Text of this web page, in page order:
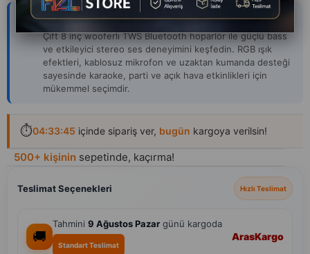
Yapay Zeka Açıklaması
Çift 8 inç wooferlı TWS Bluetooth hoparlör ile güçlü bass
ve etkileyici stereo ses deneyimini keşfedin. RGB ışık
efektleri, kablosuz mikrofon ve uzaktan kumanda desteği
sayesinde karaoke, parti ve açık hava etkinlikleri için
mükemmel seçimdir.
⏱️04:33:44 içinde sipariş ver, bugün kargoya verilsin!
Son 1 günde 2 B+ kişiziyaret etti
Teslimat Seçenekleri Hızlı Teslimat
🚚
Tahmini 9 Ağustos Pazar günü kargoda
Standart Teslimat
ArasKargo